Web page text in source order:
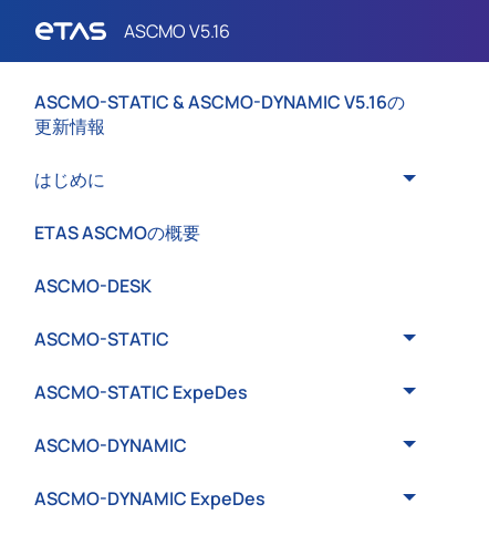
ASCMO-STATIC & ASCMO-DYNAMIC V5.16の
更新情報
はじめに
ETAS ASCMOの概要
ASCMO-DESK
ASCMO-STATIC
ASCMO-STATIC ExpeDes
ASCMO-DYNAMIC
ASCMO-DYNAMIC ExpeDes